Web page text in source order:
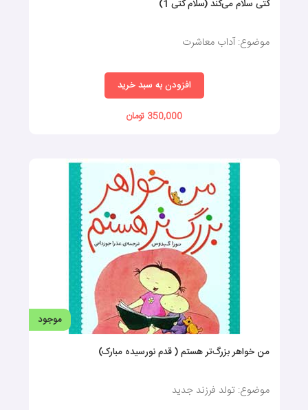
کتی سلام می‌کند (سلام کتی 1)
موضوع: آداب معاشرت
افزودن به سبد خرید
350,000 تومان
موجود
من خواهر بزرگ‌تر هستم ( قدم نورسیده مبارک)
موضوع: تولد فرزند جدید